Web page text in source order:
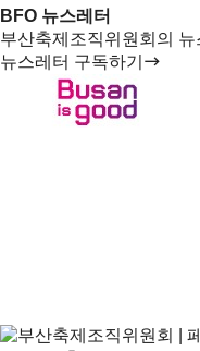
BFO 뉴스레터
부산축제조직위원회의
뉴스레터 구독하기